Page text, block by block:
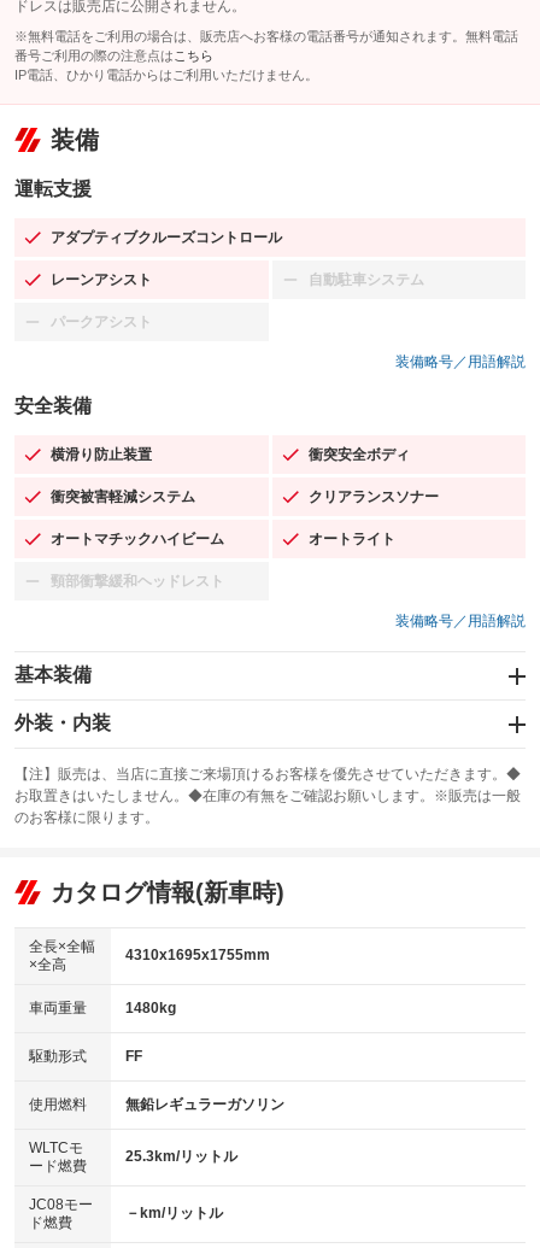
ドレスは販売店に公開されません。
※無料電話をご利用の場合は、販売店へお客様の電話番号が通知されます。無料電話
番号ご利用の際の注意点は こちら
IP電話、ひかり電話からはご利用いただけません。
装備
運転支援
アダプティブクルーズコントロール
：装備あり
レーンアシスト
：装備あり 自動駐車システム
：装備なし
パークアシスト
：装備なし
装備略号／用語解説
安全装備
横滑り防止装置
：装備あり 衝突安全ボディ
：装備あり
衝突被害軽減システム
：装備あり クリアランスソナー
：装備あり
オートマチックハイビーム
：装備あり オートライト
：装備あり
頸部衝撃緩和ヘッドレスト
：装備なし
装備略号／用語解説
基本装備
エアバッグ：運転席/助手席/サイド
：装備あり
：装備あり
サンルーフ
：装備なし ABS
リフトアップ
：装備なし
：装備なし
パワーウィンドウ
アイドリングストップ
：装備なし
USB入力端子
：装備あり
100V電源
：装備なし
センターデフロック
：装備なし
電動格納ミラー
：装備あり
外装・内装
カーナビ
：装備なし
TV
：装備なし
ビジュアル
：装備なし
：装備あり
革シート
キーレス
HID(キセノンライト)
：装備なし
バックカメラ
：装備なし
エアロ
：装備なし
：装備なし
パワーシート
【注】販売は、当店に直接ご来場頂けるお客様を優先させていただきます。◆
お取置きはいたしません。◆在庫の有無をご確認お願いします。※販売は一般
のお客様に限ります。
カタログ情報(新車時)
全長×全幅
×全高
4310x1695x1755mm
車両重量 1480kg
駆動形式 FF
使用燃料 無鉛レギュラーガソリン
WLTCモ
ード燃費
25.3km/リットル
JC08モー
ド燃費
－km/リットル